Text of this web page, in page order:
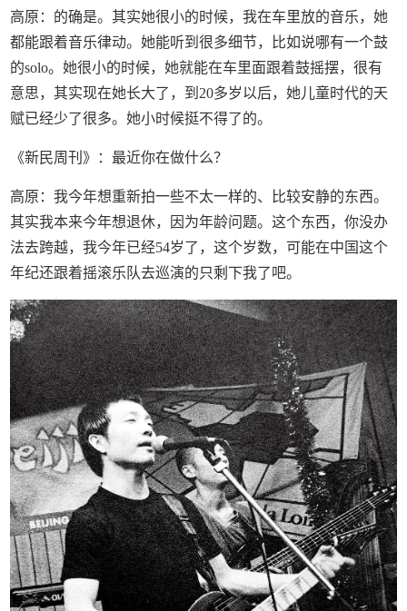
高原：的确是。其实她很小的时候，我在车里放的音乐，她
都能跟着音乐律动。她能听到很多细节，比如说哪有一个鼓
的solo。她很小的时候，她就能在车里面跟着鼓摇摆，很有
意思，其实现在她长大了，到20多岁以后，她儿童时代的天
赋已经少了很多。她小时候挺不得了的。
《新民周刊》：最近你在做什么？
高原：我今年想重新拍一些不太一样的、比较安静的东西。
其实我本来今年想退休，因为年龄问题。这个东西，你没办
法去跨越，我今年已经54岁了，这个岁数，可能在中国这个
年纪还跟着摇滚乐队去巡演的只剩下我了吧。